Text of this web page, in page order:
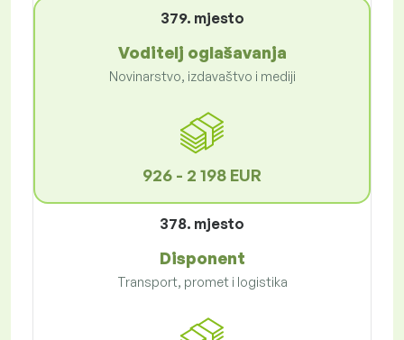
379. mjesto
Voditelj oglašavanja
Novinarstvo, izdavaštvo i mediji
926 - 2 198 EUR
378. mjesto
Disponent
Transport, promet i logistika